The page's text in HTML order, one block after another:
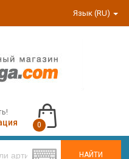
Язык (RU)
НАЙТИ
0